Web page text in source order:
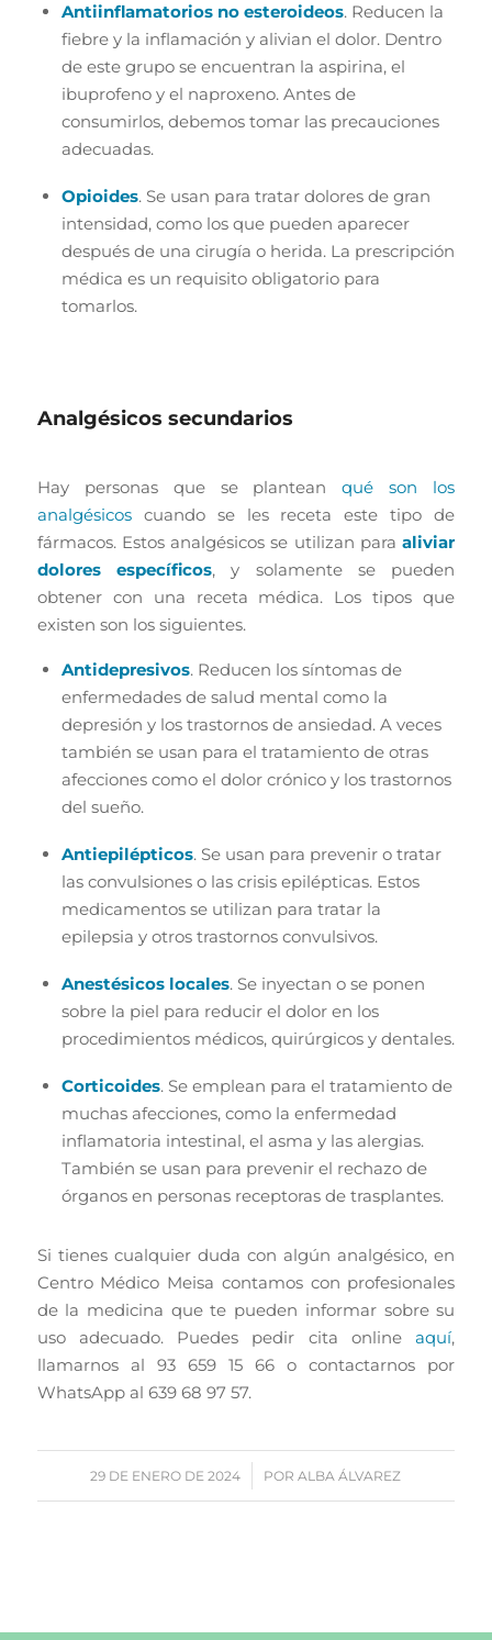
Antiinflamatorios no esteroideos. Reducen la
fiebre y la inflamación y alivian el dolor. Dentro
de este grupo se encuentran la aspirina, el
ibuprofeno y el naproxeno. Antes de
consumirlos, debemos tomar las precauciones
adecuadas.
Opioides. Se usan para tratar dolores de gran
intensidad, como los que pueden aparecer
después de una cirugía o herida. La prescripción
médica es un requisito obligatorio para
tomarlos.
Analgésicos secundarios
Hay personas que se planteanqué son los
analgésicoscuando se les receta este tipo de
fármacos. Estos analgésicos se utilizan paraaliviar
dolores específicos, y solamente se pueden
obtener con una receta médica. Los tipos que
existen son los siguientes.
Antidepresivos. Reducen los síntomas de
enfermedades de salud mental como la
depresión y los trastornos de ansiedad. A veces
también se usan para el tratamiento de otras
afecciones como el dolor crónico y los trastornos
del sueño.
Antiepilépticos. Se usan para prevenir o tratar
las convulsiones o las crisis epilépticas. Estos
medicamentos se utilizan para tratar la
epilepsia y otros trastornos convulsivos.
Anestésicos locales. Se inyectan o se ponen
sobre la piel para reducir el dolor en los
procedimientos médicos, quirúrgicos y dentales.
Corticoides. Se emplean para el tratamiento de
muchas afecciones, como la enfermedad
inflamatoria intestinal, el asma y las alergias.
También se usan para prevenir el rechazo de
órganos en personas receptoras de trasplantes.
Si tienes cualquier duda con algún analgésico, en
Centro Médico Meisa contamos con profesionales
de la medicina que te pueden informar sobre su
uso adecuado. Puedes pedir cita onlineaquí,
llamarnos al 93 659 15 66 o contactarnos por
WhatsApp al 639 68 97 57.
29 DE ENERO DE 2024
/ PORALBA ÁLVAREZ